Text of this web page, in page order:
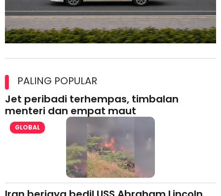
lesen separuh pertama 2026
PALING POPULAR
Jet peribadi terhempas, timbalan
menteri dan empat maut
GLOBAL